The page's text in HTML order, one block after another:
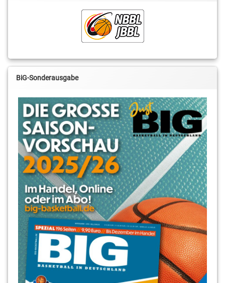
Oben
Ebot-
Oliver
Mackeldanz
Robert
Borchert
Robin
Jorch
Roland
Winterstein
RSV
Basketball
Horn
BiG-Sonderausgabe